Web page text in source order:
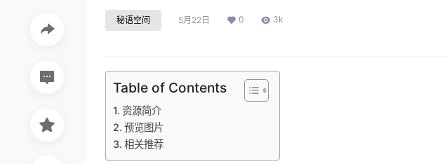
秘语空间 5月22日 0 3k
Table of Contents
资源简介
预览图片
相关推荐